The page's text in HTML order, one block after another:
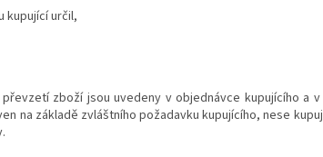
kupující určil,
zboží jsou uvedeny v objednávce kupujícího a
na základě zvláštního požadavku kupujícího, nese